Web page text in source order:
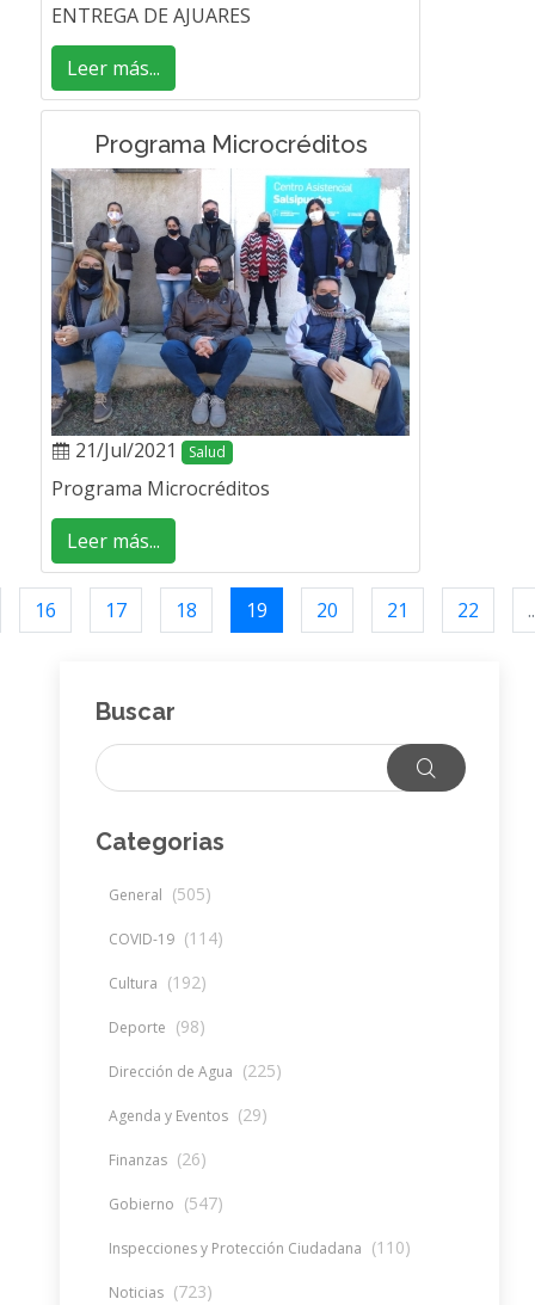
ENTREGA DE AJUARES
Leer más...
Programa Microcréditos
21/Jul/2021 Salud
Programa Microcréditos
Leer más...
16 17 18 19 20 21 22
Buscar
Categorias
General (505)
COVID-19 (114)
Cultura (192)
Deporte (98)
Dirección de Agua (225)
Agenda y Eventos (29)
Finanzas (26)
Gobierno (547)
Inspecciones y Protección Ciudadana (110)
Noticias (723)